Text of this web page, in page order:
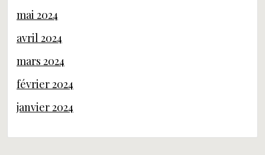
mai 2024
avril 2024
mars 2024
février 2024
janvier 2024